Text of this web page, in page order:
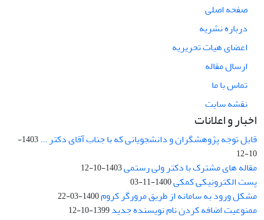
صفحه اصلی
درباره نشریه
اعضای هیات تحریریه
ارسال مقاله
تماس با ما
نقشه سایت
اخبار و اعلانات
قابل توجه پژوهشگران و دانشجویانی که با جناب آقای دکتر ...
1403-
10-12
مقاله های مشترک با دکتر ولی رستمی1403-10-12
پست الکترونیکی کمکی1400-11-03
مشکل ورود به سامانه از طریق مرورگر کروم1400-03-22
ممنوعیت اضافه کردن نام نویسنده جدید1399-10-12